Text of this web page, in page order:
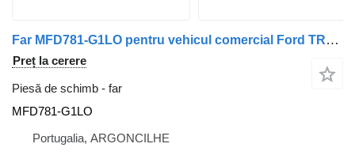
Far MFD781-G1LO pentru vehicul comercial Ford TRANSIT Autocarro (V_ _) | 77 - 86
Preț la cerere
Piesă de schimb - far
MFD781-G1LO
Portugalia, ARGONCILHE